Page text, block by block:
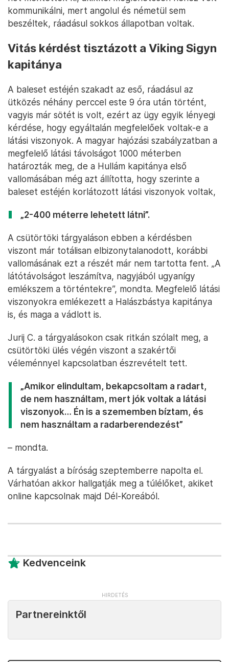
kommunikálni, mert angolul és németül sem
beszéltek, ráadásul sokkos állapotban voltak.
Vitás kérdést tisztázott a Viking Sigyn
kapitánya
A baleset estéjén szakadt az eső, ráadásul az
ütközés néhány perccel este 9 óra után történt,
vagyis már sötét is volt, ezért az ügy egyik lényegi
kérdése, hogy egyáltalán megfelelőek voltak-e a
látási viszonyok. A magyar hajózási szabályzatban a
megfelelő látási távolságot 1000 méterben
határozták meg, de a Hullám kapitánya első
vallomásában még azt állította, hogy szerinte a
baleset estéjén korlátozott látási viszonyok voltak,
„2-400 méterre lehetett látni”.
A csütörtöki tárgyaláson ebben a kérdésben
viszont már totálisan elbizonytalanodott, korábbi
vallomásának ezt a részét már nem tartotta fent. „A
látótávolságot leszámítva, nagyjából ugyanígy
emlékszem a történtekre”, mondta. Megfelelő látási
viszonyokra emlékezett a Halászbástya kapitánya
is, és maga a vádlott is.
Jurij C. a tárgyalásokon csak ritkán szólalt meg, a
csütörtöki ülés végén viszont a szakértői
véleménnyel kapcsolatban észrevételt tett.
„Amikor elindultam, bekapcsoltam a radart,
de nem használtam, mert jók voltak a látási
viszonyok… Én is a szememben bíztam, és
nem használtam a radarberendezést”
– mondta.
A tárgyalást a bíróság szeptemberre napolta el.
Várhatóan akkor hallgatják meg a túlélőket, akiket
online kapcsolnak majd Dél-Koreából.
Kedvenceink
Partnereinktől